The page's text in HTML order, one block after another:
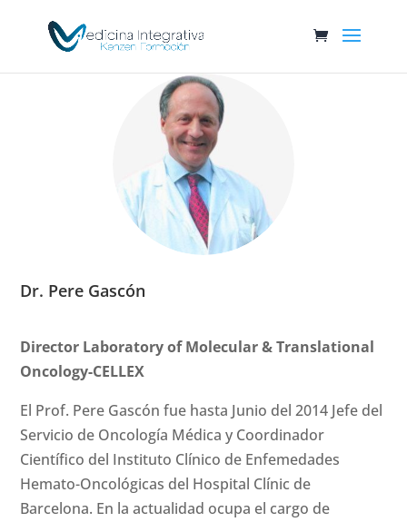
Dr. Pere Gascón
Director Laboratory of Molecular & Translational
Oncology-CELLEX
El Prof. Pere Gascón fue hasta Junio del 2014 Jefe del
Servicio de Oncología Médica y Coordinador
Científico del Instituto Clínico de Enfemedades
Hemato-Oncológicas del Hospital Clínic de
Barcelona. En la actualidad ocupa el cargo de